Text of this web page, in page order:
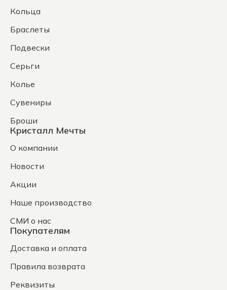
Кольца
Браслеты
Подвески
Серьги
Колье
Сувениры
Броши
Кристалл Мечты
О компании
Новости
Акции
Наше производство
СМИ о нас
Покупателям
Доставка и оплата
Правила возврата
Реквизиты